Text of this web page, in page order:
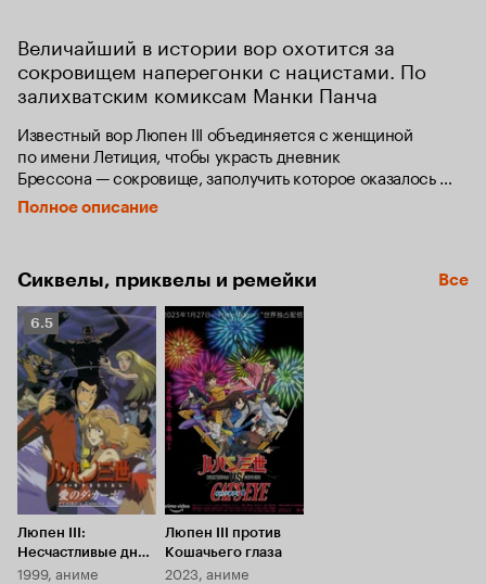
Величайший в истории вор охотится за
сокровищем наперегонки с нацистами. По
залихватским комиксам Манки Панча
Известный вор Люпен III объединяется с женщиной
по имени Летиция, чтобы украсть дневник
Брессона — сокровище, заполучить которое оказалось
не по зубам даже его знаменитому деду.
Полное описание
Сиквелы, приквелы и ремейки Все
Рейтинг
Кинопоиска
6.5
6.5
Люпен III:
Несчастливые дни
Фудзико
1999, аниме
Люпен III против
Кошачьего глаза
2023, аниме